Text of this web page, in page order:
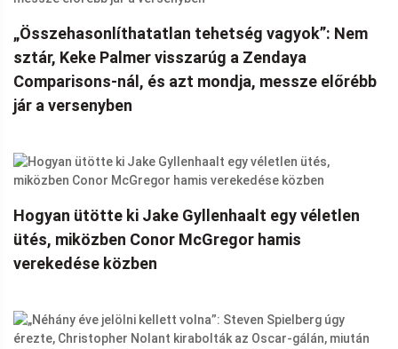
„Összehasonlíthatatlan tehetség vagyok”: Nem
sztár, Keke Palmer visszarúg a Zendaya
Comparisons-nál, és azt mondja, messze előrébb
jár a versenyben
Hogyan ütötte ki Jake Gyllenhaalt egy véletlen
ütés, miközben Conor McGregor hamis
verekedése közben